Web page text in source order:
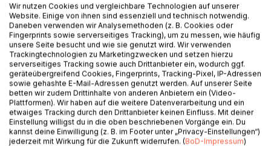
wurden.
Der Untertitel dieses Bandes VI zum Kriegsende im
Wendland wurde von Berichten amerikanischer Teilnehmer
geprägt , die das blutige Geschehen in Pevestorf
(besonders in Restorf) „The Massacre at Pevestorf“
benannten.
Darüber hinaus soll als Beispiel das Schicksal eines der
sieben in Pevestorf zu Tode gekommenen und in den
Akten als vermißt geführten US-Soldaten geschildert
werden.
Sergeant Willis Coleman Pritchard, Gruppenführer (squad
Wir nutzen Cookies und vergleichbare Technologien auf unserer
Website. Einige von ihnen sind essenziell und technisch notwendig.
Daneben verwenden wir Analysemethoden (z. B. Cookies oder
Fingerprints sowie serverseitiges Tracking), um zu messen, wie häufig
unsere Seite besucht und wie sie genutzt wird. Wir verwenden
Trackingtechnologien zu Marketingzwecken und setzen hierzu
serverseitiges Tracking sowie auch Drittanbieter ein, wodurch ggf.
geräteübergreifend Cookies, Fingerprints, Tracking-Pixel, IP-Adressen
sowie gehashte E-Mail-Adressen genutzt werden. Auf unserer Seite
betten wir zudem Drittinhalte von anderen Anbietern ein (Video-
Plattformen). Wir haben auf die weitere Datenverarbeitung und ein
etwaiges Tracking durch den Drittanbieter keinen Einfluss. Mit deiner
Einstellung willigst du in die oben beschriebenen Vorgänge ein. Du
kannst deine Einwilligung (z. B. im Footer unter „Privacy-Einstellungen“)
jederzeit mit Wirkung für die Zukunft widerrufen. (BoD-Impressum)